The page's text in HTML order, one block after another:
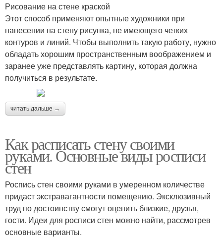
Рисование на стене краской
Этот способ применяют опытные художники при
нанесении на стену рисунка, не имеющего четких
контуров и линий. Чтобы выполнить такую работу, нужно
обладать хорошим пространственным воображением и
заранее уже представлять картину, которая должна
получиться в результате.
читать дальше →
Как расписать стену своими
руками. Основные виды росписи
стен
Роспись стен своими руками в умеренном количестве
придаст экстравагантности помещению. Эксклюзивный
труд по достоинству смогут оценить близкие, друзья,
гости. Идеи для росписи стен можно найти, рассмотрев
основные варианты.